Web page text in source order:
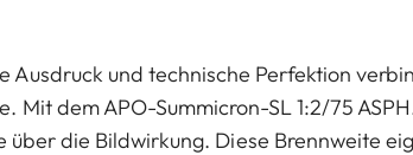
Ausdruck und technische Perfektion
Mit dem APO-Summicron-SL 1:2/75
über die Bildwirkung. Diese Brennweite